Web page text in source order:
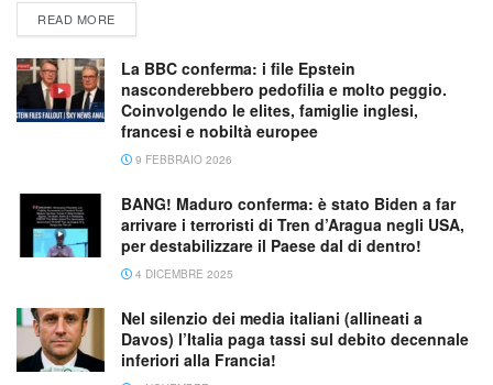
READ MORE
La BBC conferma: i file Epstein
nasconderebbero pedofilia e molto peggio.
Coinvolgendo le elites, famiglie inglesi,
francesi e nobiltà europee
9 FEBBRAIO 2026
BANG! Maduro conferma: è stato Biden a far
arrivare i terroristi di Tren d’Aragua negli USA,
per destabilizzare il Paese dal di dentro!
4 DICEMBRE 2025
Nel silenzio dei media italiani (allineati a
Davos) l’Italia paga tassi sul debito decennale
inferiori alla Francia!